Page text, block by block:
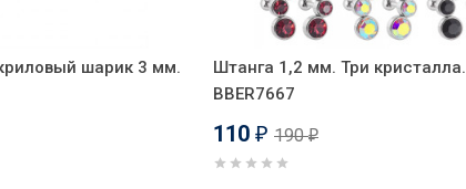
шарик 3 мм.
Штанга 1,2 мм. Три кристалла.
BBER7667
110 ₽ 190₽